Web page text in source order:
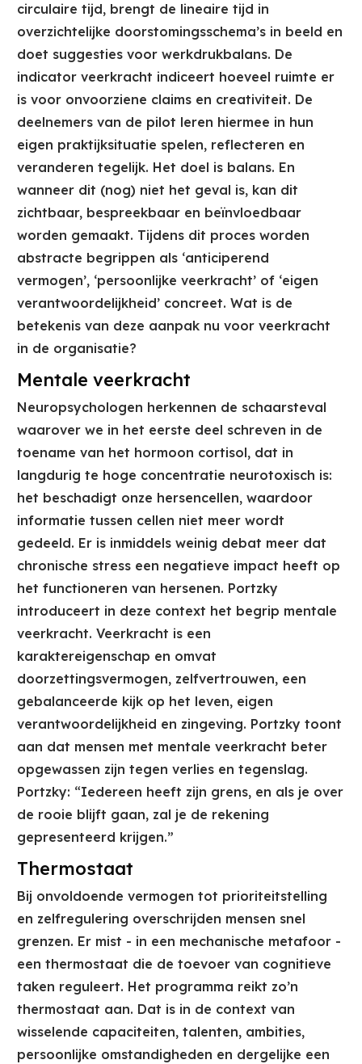
circulaire tijd, brengt de lineaire tijd in
overzichtelijke doorstomingsschema’s in beeld en
doet suggesties voor werkdrukbalans. De
indicator veerkracht indiceert hoeveel ruimte er
is voor onvoorziene claims en creativiteit. De
deelnemers van de pilot leren hiermee in hun
eigen praktijksituatie spelen, reflecteren en
veranderen tegelijk. Het doel is balans. En
wanneer dit (nog) niet het geval is, kan dit
zichtbaar, bespreekbaar en beïnvloedbaar
worden gemaakt. Tijdens dit proces worden
abstracte begrippen als ‘anticiperend
vermogen’, ‘persoonlijke veerkracht’ of ‘eigen
verantwoordelijkheid’ concreet. Wat is de
betekenis van deze aanpak nu voor veerkracht
in de organisatie?
Mentale veerkracht
Neuropsychologen herkennen de schaarsteval
waarover we in het eerste deel schreven in de
toename van het hormoon cortisol, dat in
langdurig te hoge concentratie neurotoxisch is:
het beschadigt onze hersencellen, waardoor
informatie tussen cellen niet meer wordt
gedeeld. Er is inmiddels weinig debat meer dat
chronische stress een negatieve impact heeft op
het functioneren van hersenen. Portzky
introduceert in deze context het begrip mentale
veerkracht. Veerkracht is een
karaktereigenschap en omvat
doorzettingsvermogen, zelfvertrouwen, een
gebalanceerde kijk op het leven, eigen
verantwoordelijkheid en zingeving. Portzky toont
aan dat mensen met mentale veerkracht beter
opgewassen zijn tegen verlies en tegenslag.
Portzky: “Iedereen heeft zijn grens, en als je over
de rooie blijft gaan, zal je de rekening
gepresenteerd krijgen.”
Thermostaat
Bij onvoldoende vermogen tot prioriteitstelling
en zelfregulering overschrijden mensen snel
grenzen. Er mist - in een mechanische metafoor -
een thermostaat die de toevoer van cognitieve
taken reguleert. Het programma reikt zo’n
thermostaat aan. Dat is in de context van
wisselende capaciteiten, talenten, ambities,
persoonlijke omstandigheden en dergelijke een